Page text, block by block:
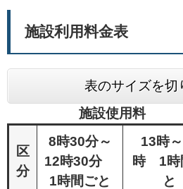
施設利用料金表
表のサイズを切
施設使用料
区
分
8時30分～
12時30分
1時間ごと
13時
時 1時
と